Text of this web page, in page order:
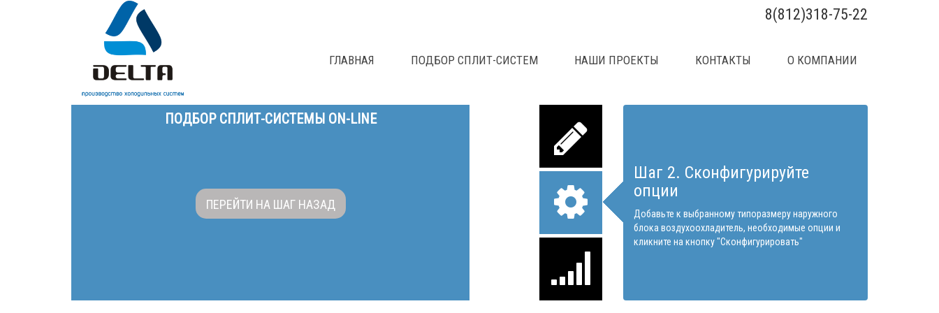
8(812)318-75-22
ГЛАВНАЯ ПОДБОР СПЛИТ-СИСТЕМ НАШИ ПРОЕКТЫ КОНТАКТЫ О КОМПАНИИ
ПОДБОР СПЛИТ-СИСТЕМЫ ON-LINE
ПЕРЕЙТИ НА ШАГ НАЗАД
Шаг 2. Сконфигурируйте
опции
Добавьте к выбранному типоразмеру наружного
блока воздухоохладитель, необходимые опции и
кликните на кнопку "Сконфигурировать"